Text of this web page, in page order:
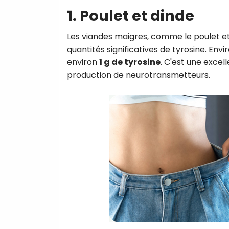
1. Poulet et dinde
Les viandes maigres, comme le poulet
quantités significatives de tyrosine.
environ1 g de tyrosine. C'est une
production de neurotransmetteurs.